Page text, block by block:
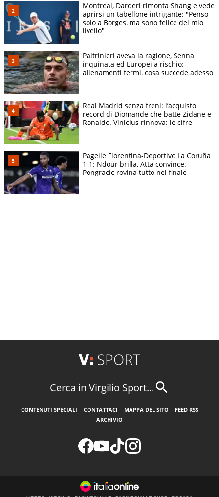
Montreal, Darderi rimonta Shang e vede
aprirsi un tabellone intrigante: "Penso
solo a Borges, ma sono felice del mio
livello"
Paltrinieri aveva la ragione, Senna
inquinata ed Europei a rischio:
allenamenti fermi, cosa succede adesso
Real Madrid senza freni: l’acquisto
record di Diomande che batte Zidane e
Ronaldo. Vinicius rinnova: le cifre
Pagelle Fiorentina-Deportivo La Coruña
1-1: Ndour brilla, Atta convince.
Pongracic rovina tutto nel finale
Cerca in Virgilio Sport...
CONTENUTI SPECIALI CONTATTACI MAPPA DEL SITO
FEED RSS
ARCHIVIO